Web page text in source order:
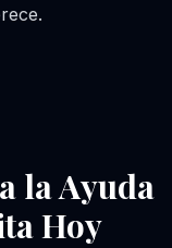
la Ayuda
Hoy